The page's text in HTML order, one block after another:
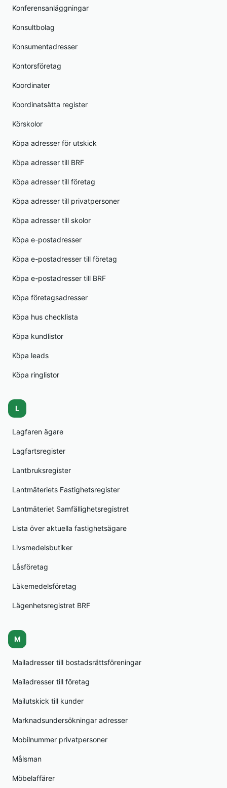
Konferensanläggningar
Konsultbolag
Konsumentadresser
Kontorsföretag
Koordinater
Koordinatsätta register
Körskolor
Köpa adresser för utskick
Köpa adresser till BRF
Köpa adresser till företag
Köpa adresser till privatpersoner
Köpa adresser till skolor
Köpa e-postadresser
Köpa e-postadresser till företag
Köpa e-postadresser till BRF
Köpa företagsadresser
Köpa hus checklista
Köpa kundlistor
Köpa leads
Köpa ringlistor
L
Lagfaren ägare
Lagfartsregister
Lantbruksregister
Lantmäteriets Fastighetsregister
Lantmäteriet Samfällighetsregistret
Lista över aktuella fastighetsägare
Livsmedelsbutiker
Låsföretag
Läkemedelsföretag
Lägenhetsregistret BRF
M
Mailadresser till bostadsrättsföreningar
Mailadresser till företag
Mailutskick till kunder
Marknadsundersökningar adresser
Mobilnummer privatpersoner
Målsman
Möbelaffärer